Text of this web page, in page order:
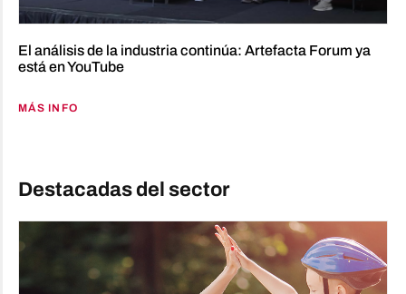
El análisis de la industria continúa: Artefacta Forum ya
está en YouTube
MÁS INFO
Destacadas del sector